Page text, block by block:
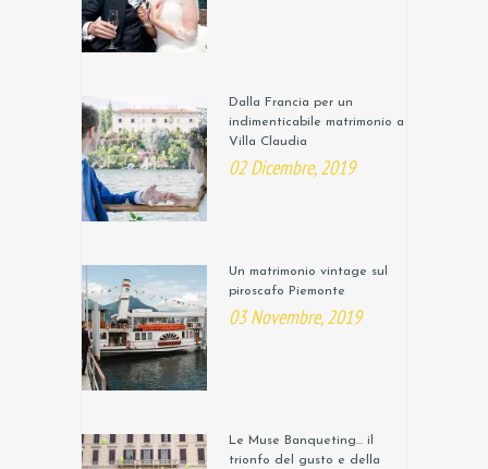
Dalla Francia per un
indimenticabile matrimonio a
Villa Claudia
02 Dicembre, 2019
Un matrimonio vintage sul
piroscafo Piemonte
03 Novembre, 2019
Le Muse Banqueting… il
trionfo del gusto e della